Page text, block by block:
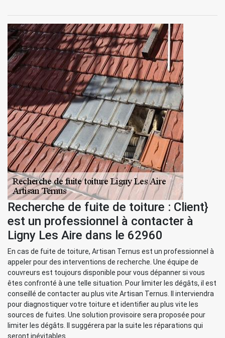
Recherche de fuite de toiture : Client}
est un professionnel à contacter à
Ligny Les Aire dans le 62960
En cas de fuite de toiture, Artisan Ternus est un professionnel à
appeler pour des interventions de recherche. Une équipe de
couvreurs est toujours disponible pour vous dépanner si vous
êtes confronté à une telle situation. Pour limiter les dégâts, il est
conseillé de contacter au plus vite Artisan Ternus. Il interviendra
pour diagnostiquer votre toiture et identifier au plus vite les
sources de fuites. Une solution provisoire sera proposée pour
limiter les dégâts. Il suggérera par la suite les réparations qui
seront inévitables.